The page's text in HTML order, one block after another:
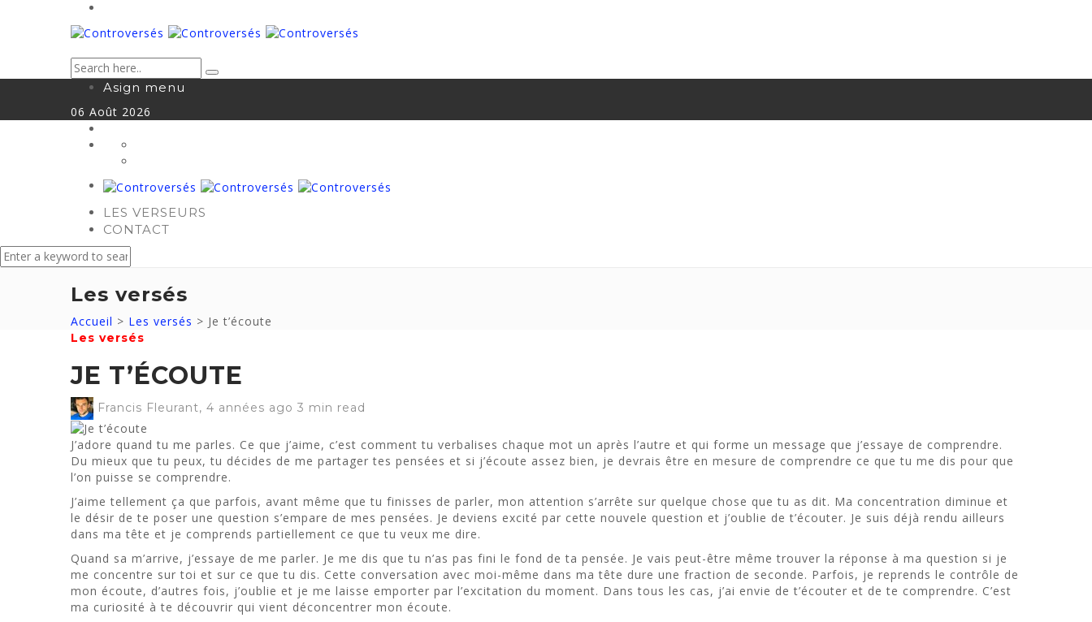
Asign menu
06 Août 2026
LES VERSEURS
CONTACT
Les versés
Accueil > Les versés > Je t’écoute
Les versés
JE T’ÉCOUTE
Francis Fleurant, 4 années ago 3 min read
J’adore quand tu me parles. Ce que j’aime, c’est comment tu verbalises chaque mot un après l’autre et qui forme un message que j’essaye de comprendre.
Du mieux que tu peux, tu décides de me partager tes pensées et si j’écoute assez bien, je devrais être en mesure de comprendre ce que tu me dis pour que
l’on puisse se comprendre.
J’aime tellement ça que parfois, avant même que tu finisses de parler, mon attention s’arrête sur quelque chose que tu as dit. Ma concentration diminue et
le désir de te poser une question s’empare de mes pensées. Je deviens excité par cette nouvele question et j’oublie de t’écouter. Je suis déjà rendu ailleurs
dans ma tête et je comprends partiellement ce que tu veux me dire.
Quand sa m’arrive, j’essaye de me parler. Je me dis que tu n’as pas fini le fond de ta pensée. Je vais peut-être même trouver la réponse à ma question si je
me concentre sur toi et sur ce que tu dis. Cette conversation avec moi-même dans ma tête dure une fraction de seconde. Parfois, je reprends le contrôle de
mon écoute, d’autres fois, j’oublie et je me laisse emporter par l’excitation du moment. Dans tous les cas, j’ai envie de t’écouter et de te comprendre. C’est
ma curiosité à te découvrir qui vient déconcentrer mon écoute.